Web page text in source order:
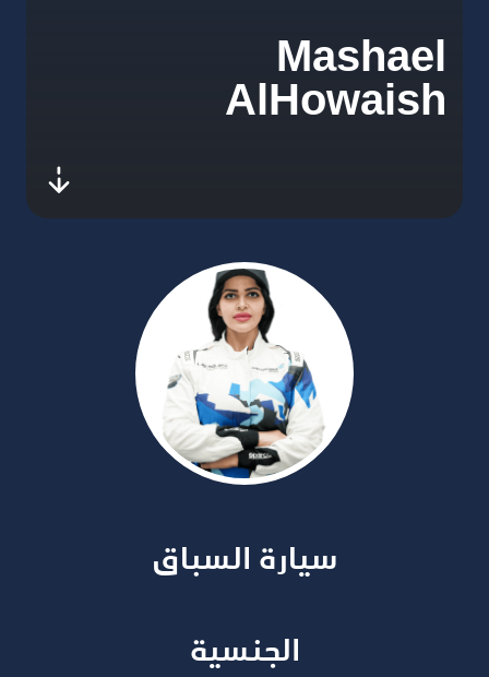
Mashael
AlHowaish
سيارة السباق​
الجنسية​